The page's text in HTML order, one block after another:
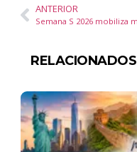
ANTERIOR
RELACIONADOS